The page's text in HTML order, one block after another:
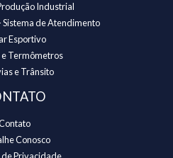
Industrial
Sistema de Atendimento
Esportivo
e Termômetros
e Trânsito
Conosco